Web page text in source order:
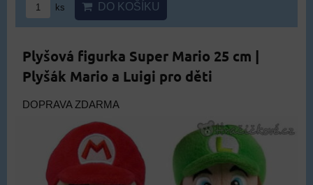
ks DO KOŠÍKU
Plyšová figurka Super Mario 25 cm |
Plyšák Mario a Luigi pro děti
DOPRAVA ZDARMA